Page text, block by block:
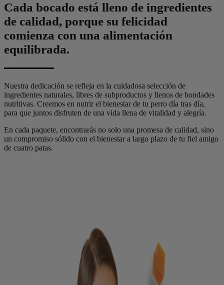
Cada bocado está lleno de ingredientes
de calidad, porque su felicidad
comienza con una alimentación
equilibrada.
Nuestra dedicación se refleja en la cuidadosa selección de
ingredientes naturales, libres de subproductos y llenos de bondades
nutritivas. Creemos en nutrir el bienestar de tu perro día tras día,
para que juntos disfruten de una vida llena de vitalidad y alegría.
En cada paquete, encontrarás no solo una promesa de calidad, sino
un compromiso sólido con el bienestar a largo plazo de tu fiel amigo
de cuatro patas.